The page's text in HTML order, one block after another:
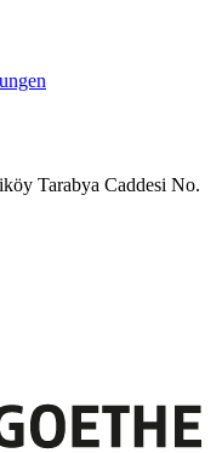
Tarabya Caddesi No.